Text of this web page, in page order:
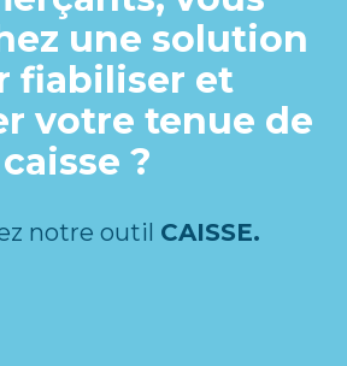
une solution
fiabiliser et
votre tenue de
caisse ?
notre outil CAISSE.